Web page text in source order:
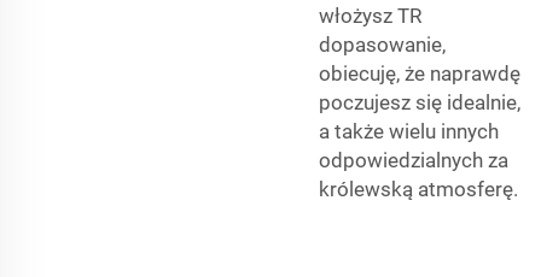
włożysz TR
dopasowanie,
obiecuję, że naprawdę
poczujesz się idealnie,
a także wielu innych
odpowiedzialnych za
królewską atmosferę.